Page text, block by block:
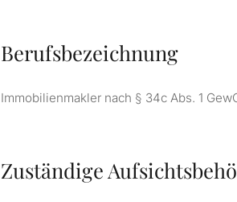
Berufsbezeichnung
Immobilienmakler nach § 34c Abs. 1
Zuständige